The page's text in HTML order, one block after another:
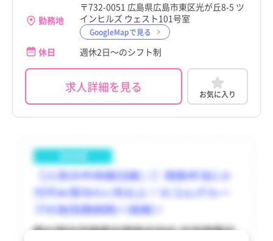
勤務地
〒732-0051 広島県広島市東区光が丘8-5 ツ
インヒルズ ウェスト101号室
GoogleMapで見る
休日 週休2日～のシフト制
求人詳細を見る お気に入り